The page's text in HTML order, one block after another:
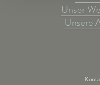
Unser
Unsere